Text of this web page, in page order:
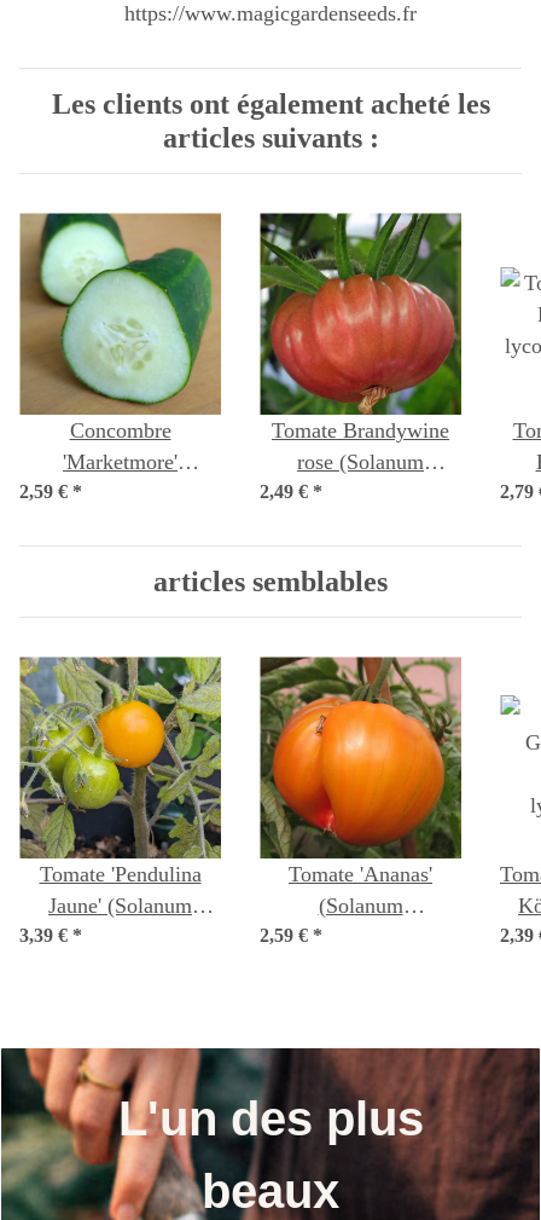
https://www.magicgardenseeds.fr
Les clients ont également acheté les
articles suivants :
Concombre
'Marketmore'
(Cucumis sativus) Bio
2,59 € *
Tomate Brandywine
rose (Solanum
lycopersicum) graines
2,49 € * 2,79
articles semblables
Tomate 'Pendulina
Jaune' (Solanum
lycopersicum) graines
3,39 € *
Tomate 'Ananas'
(Solanum
lycopersicum) graines
2,59 € * 2,39
L'un des plus
beaux